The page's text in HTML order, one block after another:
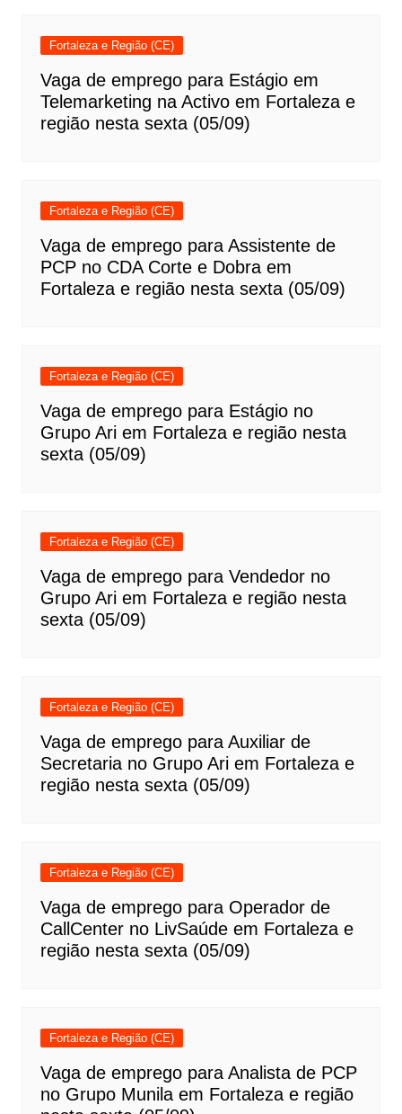
Fortaleza e Região (CE)
Vaga de emprego para Estágio em
Telemarketing na Activo em Fortaleza e
região nesta sexta (05/09)
Fortaleza e Região (CE)
Vaga de emprego para Assistente de
PCP no CDA Corte e Dobra em
Fortaleza e região nesta sexta (05/09)
Fortaleza e Região (CE)
Vaga de emprego para Estágio no
Grupo Ari em Fortaleza e região nesta
sexta (05/09)
Fortaleza e Região (CE)
Vaga de emprego para Vendedor no
Grupo Ari em Fortaleza e região nesta
sexta (05/09)
Fortaleza e Região (CE)
Vaga de emprego para Auxiliar de
Secretaria no Grupo Ari em Fortaleza e
região nesta sexta (05/09)
Fortaleza e Região (CE)
Vaga de emprego para Operador de
CallCenter no LivSaúde em Fortaleza e
região nesta sexta (05/09)
Fortaleza e Região (CE)
Vaga de emprego para Analista de PCP
no Grupo Munila em Fortaleza e região